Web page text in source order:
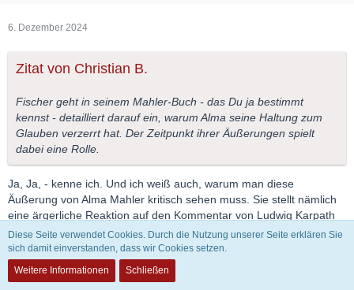
6. Dezember 2024
Zitat von Christian B.
Fischer geht in seinem Mahler-Buch - das Du ja bestimmt
kennst - detailliert darauf ein, warum Alma seine Haltung zum
Glauben verzerrt hat. Der Zeitpunkt ihrer Äußerungen spielt
dabei eine Rolle.
Ja, Ja, - kenne ich. Und ich weiß auch, warum man diese
Äußerung von Alma Mahler kritisch sehen muss. Sie stellt nämlich
eine ärgerliche Reaktion auf den Kommentar von Ludwig Karpath
über Mahlers Taufe im Februar 1897 dar.
Aber die Quellenlage ist ja komplexer. Deshalb die zitierte Frage
von Constantin Floros, der diese Quellenlage voll und ganz
überblickt. Er kommt nach seiner gründlichen Beschäftigung mit
Diese Seite verwendet Cookies. Durch die Nutzung unserer Seite erklären Sie
sich damit einverstanden, dass wir Cookies setzen.
Weitere Informationen
Schließen